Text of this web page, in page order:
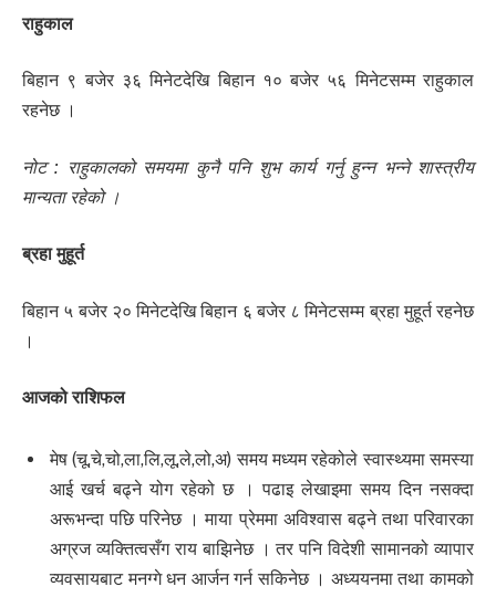
राहुकाल
बिहान ९ बजेर ३६ मिनेटदेखि बिहान १० बजेर ५६ मिनेटसम्म राहुकाल
रहनेछ ।
नोट : राहुकालको समयमा कुनै पनि शुभ कार्य गर्नु हुन्न भन्ने शास्त्रीय
मान्यता रहेको ।
ब्रहा मुहूर्त
बिहान ५ बजेर २० मिनेटदेखि बिहान ६ बजेर ८ मिनेटसम्म ब्रहा मुहूर्त रहनेछ
।
आजको राशिफल
मेष (चू,चे,चो,ला,लि,लू,ले,लो,अ) समय मध्यम रहेकोले स्वास्थ्यमा समस्या
आई खर्च बढ्ने योग रहेको छ । पढाइ लेखाइमा समय दिन नसक्दा
अरूभन्दा पछि परिनेछ । माया प्रेममा अविश्वास बढ्ने तथा परिवारका
अग्रज व्यक्तित्वसँग राय बाझिनेछ । तर पनि विदेशी सामानको व्यापार
व्यवसायबाट मनग्गे धन आर्जन गर्न सकिनेछ । अध्ययनमा तथा कामको